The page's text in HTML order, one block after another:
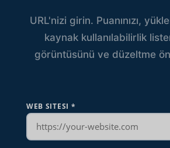
URL'nizi girin. Puanınızı,
kaynak kullanılabilirlik
görüntüsünü ve düzeltme
WEB SITESI *